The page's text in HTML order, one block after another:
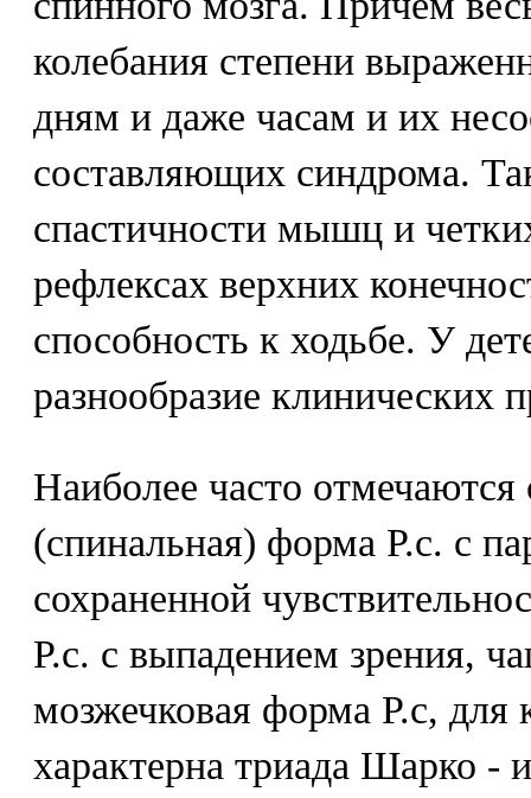
колебания степени
дням и даже часам и их
составляющих синдрома.
спастичности мышц и
рефлексах верхних
способность к ходьбе. У
разнообразие клинических
Наиболее часто отмечаются
(спинальная) форма Р.с. с
сохраненной
Р.с. с выпадением зрения,
мозжечковая форма Р.с, для
характерна триада Шарко -